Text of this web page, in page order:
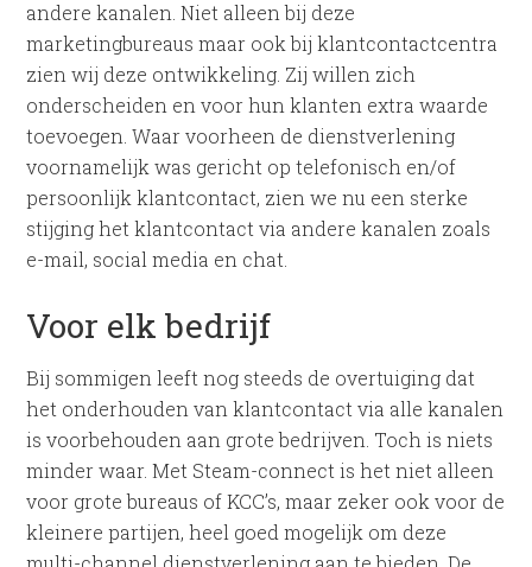
andere kanalen. Niet alleen bij deze
marketingbureaus maar ook bij klantcontactcentra
zien wij deze ontwikkeling. Zij willen zich
onderscheiden en voor hun klanten extra waarde
toevoegen. Waar voorheen de dienstverlening
voornamelijk was gericht op telefonisch en/of
persoonlijk klantcontact, zien we nu een sterke
stijging het klantcontact via andere kanalen zoals
e-mail, social media en chat.
Voor elk bedrijf
Bij sommigen leeft nog steeds de overtuiging dat
het onderhouden van klantcontact via alle kanalen
is voorbehouden aan grote bedrijven. Toch is niets
minder waar. Met Steam-connect is het niet alleen
voor grote bureaus of KCC’s, maar zeker ook voor de
kleinere partijen, heel goed mogelijk om deze